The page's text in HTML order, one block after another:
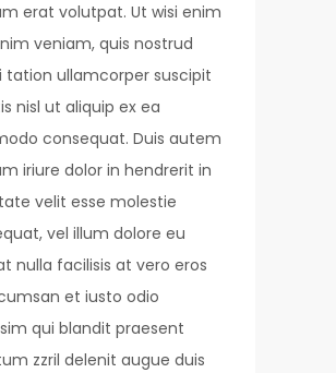
erat volutpat. Ut wisi enim
veniam, quis nostrud
tation ullamcorper suscipit
nisl ut aliquip ex ea
consequat. Duis autem
iriure dolor in hendrerit in
velit esse molestie
vel illum dolore eu
nulla facilisis at vero eros
et iusto odio
qui blandit praesent
zzril delenit augue duis